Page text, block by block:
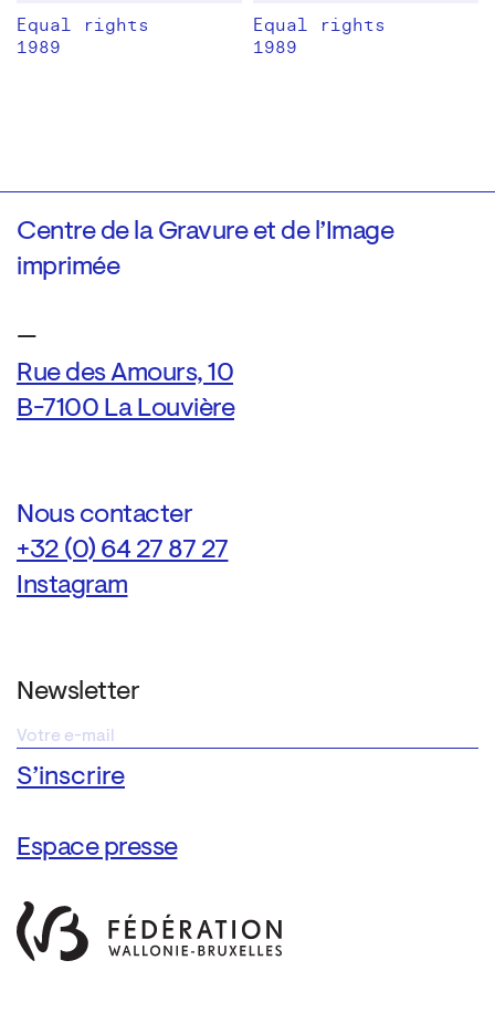
Equal rights
1989
Equal rights
1989
Centre de la Gravure et de l’Image
imprimée
—
Rue des Amours, 10
B-7100 La Louvière
Nous contacter
+32 (0) 64 27 87 27
Instagram
Newsletter
Espace presse